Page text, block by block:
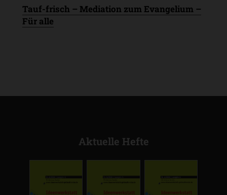
Tauf-frisch – Mediation zum Evangelium –
Für alle
Aktuelle Hefte